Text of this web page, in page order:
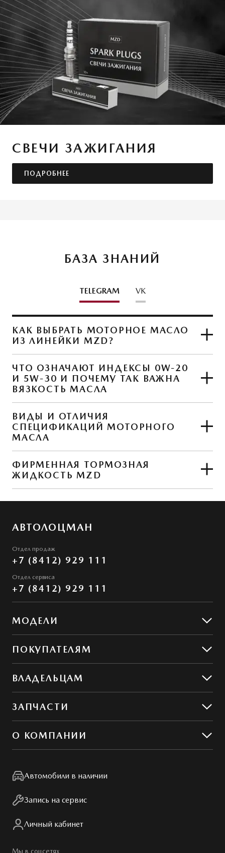
СВЕЧИ ЗАЖИГАНИЯ
ПОДРОБНЕЕ
БАЗА ЗНАНИЙ
TELEGRAM VK
КАК ВЫБРАТЬ МОТОРНОЕ МАСЛО
ИЗ ЛИНЕЙКИ MZD?
ЧИТАТЬ СТАТЬЮ
ЧТО ОЗНАЧАЮТ ИНДЕКСЫ 0W-20
И 5W-30 И ПОЧЕМУ ТАК ВАЖНА
ВЯЗКОСТЬ МАСЛА
ЧИТАТЬ СТАТЬЮ
ВИДЫ И ОТЛИЧИЯ
СПЕЦИФИКАЦИЙ МОТОРНОГО
МАСЛА
ЧИТАТЬ СТАТЬЮ
ФИРМЕННАЯ ТОРМОЗНАЯ
ЖИДКОСТЬ MZD
АВТОЛОЦМАН
Отдел продаж
+7 (8412) 929 111
Отдел сервиса
+7 (8412) 929 111
МОДЕЛИ
Mazda CX-50
ПОКУПАТЕЛЯМ
MAZDA ГАРАНТ
ВЛАДЕЛЬЦАМ
Сервис и ремонт
Обслуживание
ЗАПЧАСТИ
MZD Oil & Parts
О КОМПАНИИ
Правовая информация
Автомобили в наличии
Запись на сервис
Личный кабинет
Мы в соцсетях